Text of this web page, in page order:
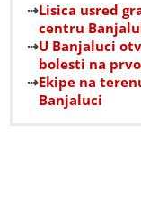
Lisica usred
centru
U Banjaluci
bolesti na
Ekipe na
Banjaluci